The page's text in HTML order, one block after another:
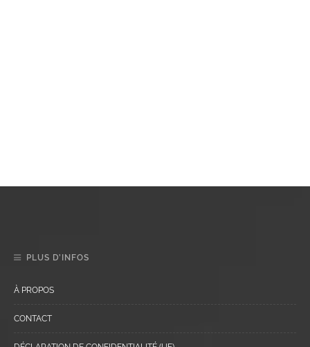
PLUS D’INFOS
À PROPOS
CONTACT